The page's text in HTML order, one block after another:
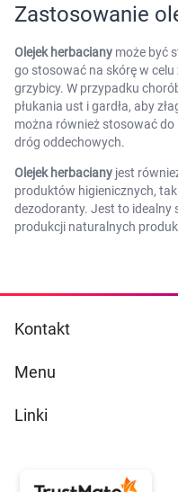
Zastosowanie
Olejek herbaciany może być
go stosować na skórę w celu
grzybicy. W przypadku
płukania ust i gardła, aby
można również stosować
dróg oddechowych.
Olejek herbaciany jest
produktów higienicznych,
dezodoranty. Jest to idealny
produkcji naturalnych
Kontakt
Menu
Linki